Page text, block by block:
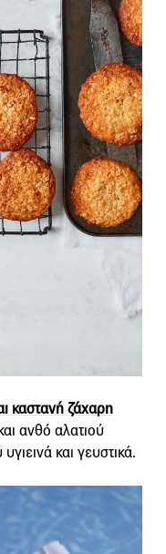
καστανή ζάχαρη
ανθό αλατιού
και γευστικά.